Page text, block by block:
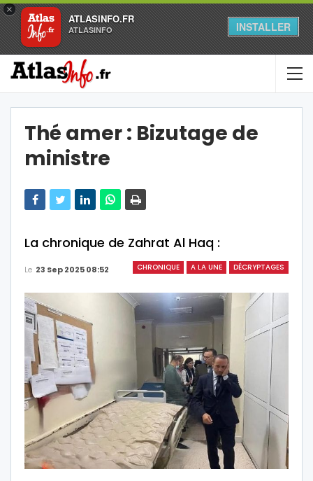
×
ATLASINFO.FR
ATLASINFO INSTALLER
Thé amer : Bizutage de
ministre
La chronique de Zahrat Al Haq :
CHRONIQUE A LA UNE DÉCRYPTAGES
Le 23 Sep 2025 08:52